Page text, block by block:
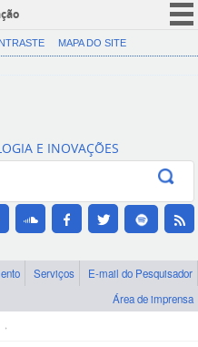
CORONAVÍRUS (COVID-19)
Canais
MAPA DO SITE
E INOVAÇÕES
Serviços
E-mail do Pesquisador
Área de imprensa